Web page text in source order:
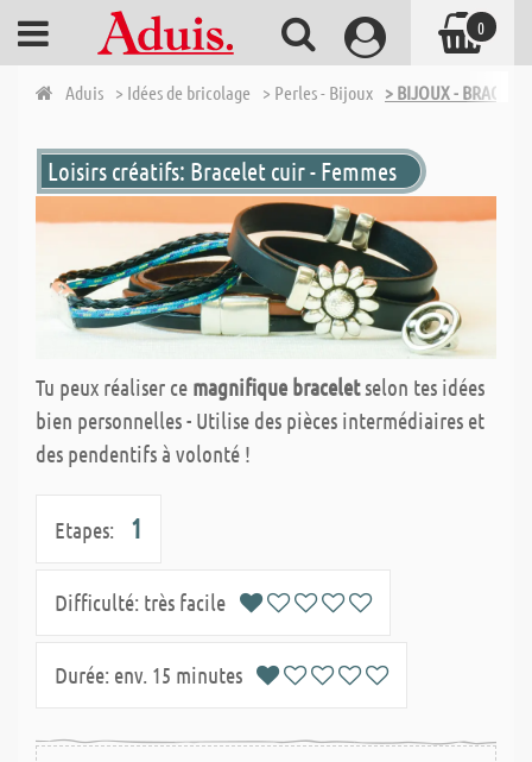
Aduis > Idées de bricolage > Perles - Bijoux > BIJOUX -
Loisirs créatifs: Bracelet cuir - Femmes
Tu peux réaliser ce magnifique braceletselon tes idées
bien personnelles - Utilise des pièces intermédiaires et
des pendentifs à volonté !
Etapes: 1
Difficulté: très facile
Durée: env. 15 minutes
0